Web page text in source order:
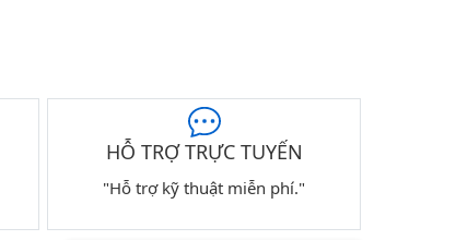
HỖ TRỢ TRỰC TUYẾN
"Hỗ trợ kỹ thuật miễn phí."